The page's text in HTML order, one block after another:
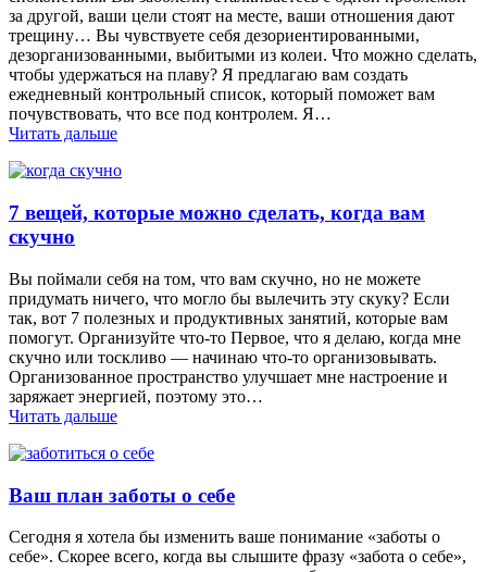
за другой, ваши цели стоят на месте, ваши отношения дают
трещину… Вы чувствуете себя дезориентированными,
дезорганизованными, выбитыми из колеи. Что можно сделать,
чтобы удержаться на плаву? Я предлагаю вам создать
ежедневный контрольный список, который поможет вам
почувствовать, что все под контролем. Я…
Читать дальше
7 вещей, которые можно сделать, когда вам
скучно
Вы поймали себя на том, что вам скучно, но не можете
придумать ничего, что могло бы вылечить эту скуку? Если
так, вот 7 полезных и продуктивных занятий, которые вам
помогут. Организуйте что-то Первое, что я делаю, когда мне
скучно или тоскливо — начинаю что-то организовывать.
Организованное пространство улучшает мне настроение и
заряжает энергией, поэтому это…
Читать дальше
Ваш план заботы о себе
Сегодня я хотела бы изменить ваше понимание «заботы о
себе». Скорее всего, когда вы слышите фразу «забота о себе»,